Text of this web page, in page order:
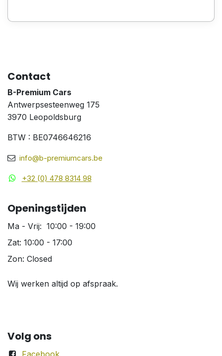
Contact
B-Premium Cars
Antwerpsesteenweg 175
3970 Leopoldsburg
BTW : BE0746646216
info@b-premiumcars.be
+32 (0) 478 8314 98
Openingstijden
Ma - Vrij: 10:00 - 19:00
Zat: 10:00 - 17:00
Zon: Closed
Wij werken altijd op afspraak.
Volg ons
Facebook